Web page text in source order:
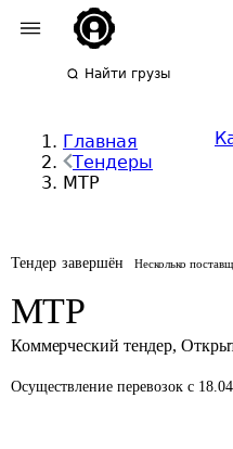
Найти грузы
Главная
Тендеры
МТР
Тендер завершён Несколько
МТР
Коммерческий тендер,
Осуществление перевозок с